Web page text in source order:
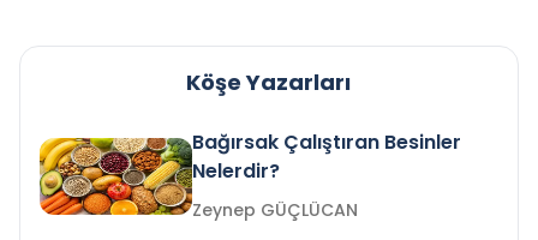
Köşe Yazarları
Bağırsak Çalıştıran Besinler
Nelerdir?
Zeynep GÜÇLÜCAN